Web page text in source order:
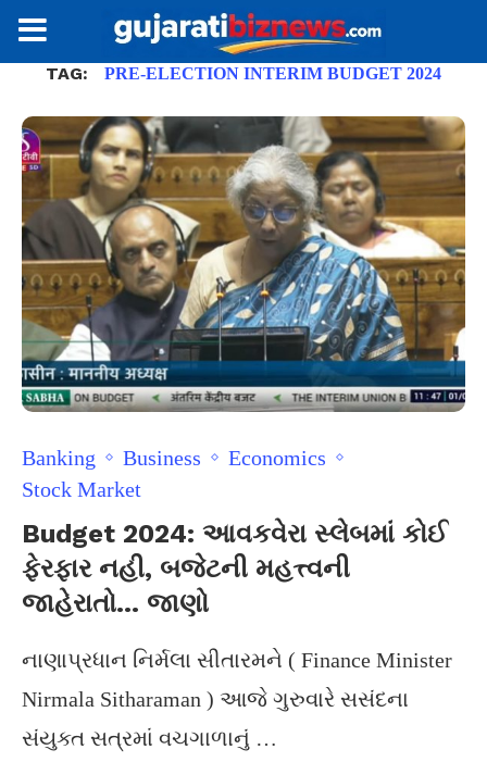
TAG: PRE-ELECTION INTERIM BUDGET 2024
Banking Business
Economics
Stock Market
Budget 2024: આવકવેરા સ્લેબમાં કોઈ
ફેરફાર નહી, બજેટની મહત્ત્વની
જાહેરાતો… જાણો
નાણાપ્રધાન નિર્મલા સીતારમને ( Finance Minister
Nirmala Sitharaman ) આજે ગુરુવારે સસંદના
સંયુક્ત સત્રમાં વચગાળાનું …